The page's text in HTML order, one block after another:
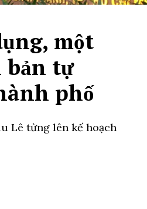
một
bản tự
phố
Lê từng lên kế hoạch